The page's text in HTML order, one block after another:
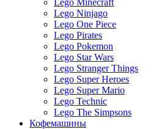
Lego Minecraft
Lego Ninjago
Lego One Piece
Lego Pirates
Lego Pokemon
Lego Star Wars
Lego Stranger Things
Lego Super Heroes
Lego Super Mario
Lego Technic
Lego The Simpsons
Кофемашины